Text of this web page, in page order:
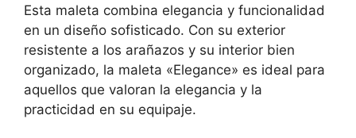
Esta maleta combina elegancia y funcionalidad
en un diseño sofisticado. Con su exterior
resistente a los arañazos y su interior bien
organizado, la maleta «Elegance» es ideal para
aquellos que valoran la elegancia y la
practicidad en su equipaje.